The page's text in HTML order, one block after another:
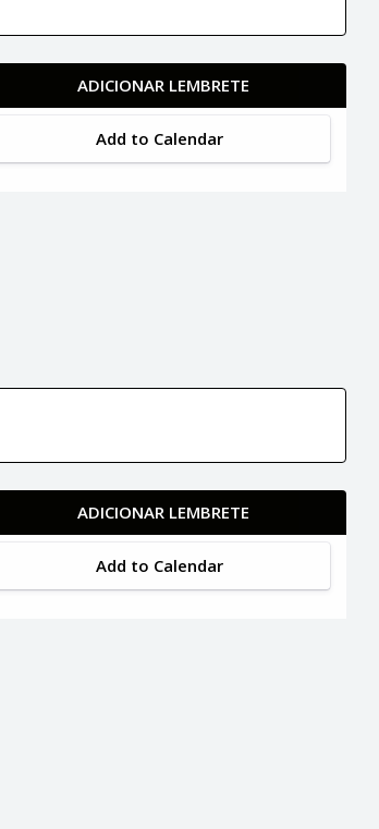
ADICIONAR LEMBRETE
Add to Calendar
ADICIONAR LEMBRETE
Add to Calendar